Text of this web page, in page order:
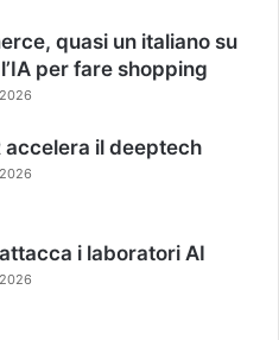
quasi un italiano su
per fare shopping
accelera il deeptech
i laboratori AI